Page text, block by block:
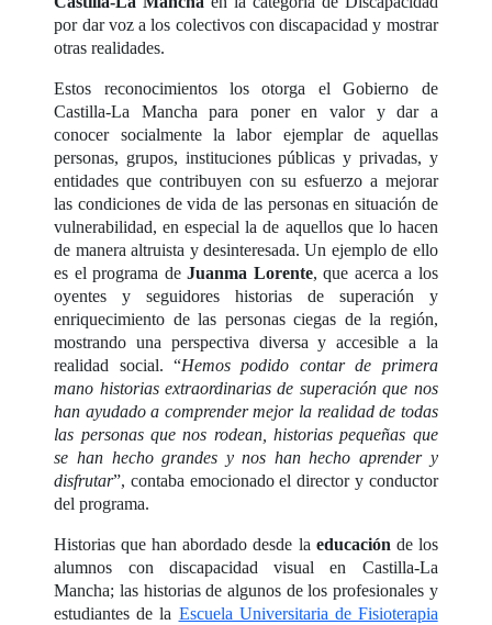
por dar voz a los colectivos con discapacidad y mostrar
otras realidades.
Estos reconocimientos los otorga el Gobierno de
Castilla-La Mancha para poner en valor y dar a
conocer socialmente la labor ejemplar de aquellas
personas, grupos, instituciones públicas y privadas, y
entidades que contribuyen con su esfuerzo a mejorar
las condiciones de vida de las personas en situación de
vulnerabilidad, en especial la de aquellos que lo hacen
de manera altruista y desinteresada. Un ejemplo de ello
es el programa deJuanma Lorente, que acerca a los
oyentes y seguidores historias de superación y
enriquecimiento de las personas ciegas de la región,
mostrando una perspectiva diversa y accesible a la
realidad social. “Hemos podido contar de primera
mano historias extraordinarias de superación que nos
han ayudado a comprender mejor la realidad de todas
las personas que nos rodean, historias pequeñas que
se han hecho grandes y nos han hecho aprender y
disfrutar”, contaba emocionado el director y conductor
del programa.
Historias que han abordado desde la educación de los
alumnos con discapacidad visual en Castilla-La
Mancha; las historias de algunos de los profesionales y
estudiantes de la Escuela Universitaria de Fisioterapia